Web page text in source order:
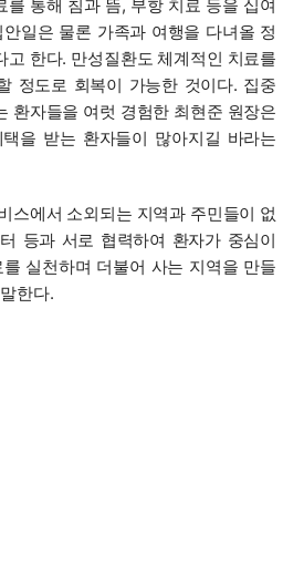
를 통해 침과 뜸, 부항 치료 등을 십여
일은 물론 가족과 여행을 다녀올 정
고 한다. 만성질환도 체계적인 치료를
정도로 회복이 가능한 것이다. 집중
환자들을 여럿 경험한 최현준 원장은
을 받는 환자들이 많아지길 바라는
스에서 소외되는 지역과 주민들이 없
등과 서로 협력하여 환자가 중심이
실천하며 더불어 사는 지역을 만들
한다.